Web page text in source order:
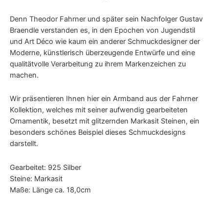
Denn Theodor Fahrner und später sein Nachfolger Gustav
Braendle verstanden es, in den Epochen von Jugendstil
und Art Déco wie kaum ein anderer Schmuckdesigner der
Moderne, künstlerisch überzeugende Entwürfe und eine
qualitätvolle Verarbeitung zu ihrem Markenzeichen zu
machen.
Wir präsentieren Ihnen hier ein Armband aus der Fahrner
Kollektion, welches mit seiner aufwendig gearbeiteten
Ornamentik, besetzt mit glitzernden Markasit Steinen, ein
besonders schönes Beispiel dieses Schmuckdesigns
darstellt.
Gearbeitet: 925 Silber
Steine: Markasit
Maße: Länge ca. 18,0cm